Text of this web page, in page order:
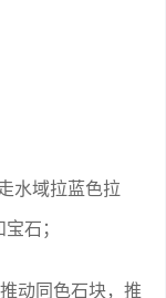
水域拉蓝色拉
石；
动同色石块，推